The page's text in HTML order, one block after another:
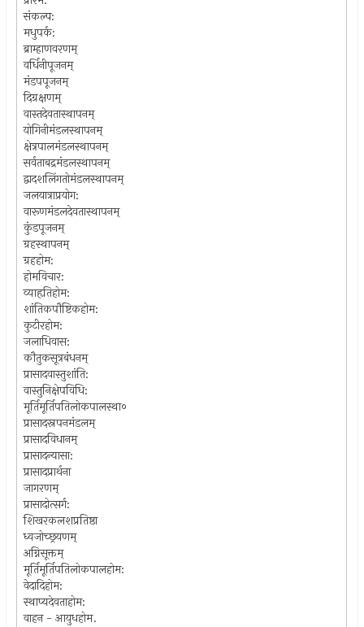
संकल्प:
मधुपर्क:
ब्राम्हाणवरणम्‌
वर्धिनीपूजनम्‌
मंडपपूजनम्‌
दिग्रक्षणम्‌
वास्तदेवतास्थापनम्‌
योगिनीमंडलस्थापनम्‌
क्षेत्रपालमंडलस्थापनम्‌
सर्वताबद्रमंडलस्थापनम्‌
द्वादशलिंगतोमंडलस्थापनम्‌
जलयात्राप्रयोग:
वारूणमंडलदेवतास्थापनम्
कुंडपूजनम्‌
ग्रहस्थापनम्‌
ग्रहहोम:
होमविचार:
व्याहृतिहोम:
शांतिकपौष्टिकहोम:
कुटीरहोम:
जलाधिवास:
कौतुकसूत्रबंधनम्‌
प्रासादवास्तुशांति:
वास्तुनिक्षेपविधि:
मूर्तिमूर्तिपतिलोकपालस्था०
प्रासादस्नपनमंडलम्‌
प्रासादविधानम्‌
प्रासादन्यासा:
प्रासादप्रार्थना
जागरणम्‌
प्रासादोत्सर्ग:
शिखरकलशप्रतिष्ठा
ध्वजोच्छ्रयणम्‌
अग्निसूक्तम्‌
मूर्तिमूर्तिपतिलोकपालहोम:
वेदादिहोम:
स्थाप्यदेवताहोम:
वाहन - आयुधहोम.